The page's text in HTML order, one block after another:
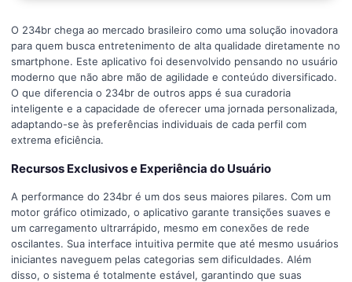
O 234br chega ao mercado brasileiro como uma solução inovadora
para quem busca entretenimento de alta qualidade diretamente no
smartphone. Este aplicativo foi desenvolvido pensando no usuário
moderno que não abre mão de agilidade e conteúdo diversificado.
O que diferencia o 234br de outros apps é sua curadoria
inteligente e a capacidade de oferecer uma jornada personalizada,
adaptando-se às preferências individuais de cada perfil com
extrema eficiência.
Recursos Exclusivos e Experiência do Usuário
A performance do 234br é um dos seus maiores pilares. Com um
motor gráfico otimizado, o aplicativo garante transições suaves e
um carregamento ultrarrápido, mesmo em conexões de rede
oscilantes. Sua interface intuitiva permite que até mesmo usuários
iniciantes naveguem pelas categorias sem dificuldades. Além
disso, o sistema é totalmente estável, garantindo que suas